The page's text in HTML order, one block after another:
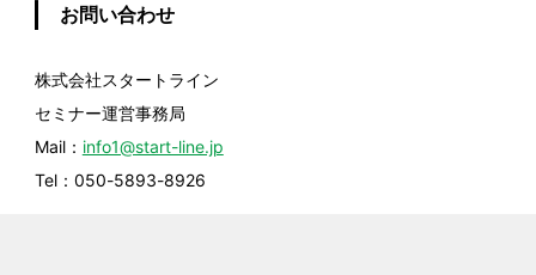
お問い合わせ
株式会社スタートライン
セミナー運営事務局
Mail： info1@start-line.jp
Tel：050-5893-8926